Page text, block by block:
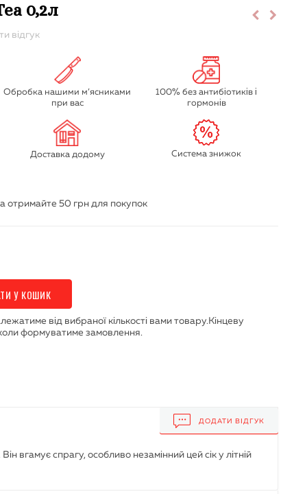
0,2л
відгук
Обробка нашими м’ясниками
при вас
100% без антибіотиків і
гормонів
Доставка додому Система знижок
отримайте 50 грн для покупок
У КОШИК
ДОДАТИ ВІДГУК
вгамує спрагу, особливо незамінний цей сік у літній